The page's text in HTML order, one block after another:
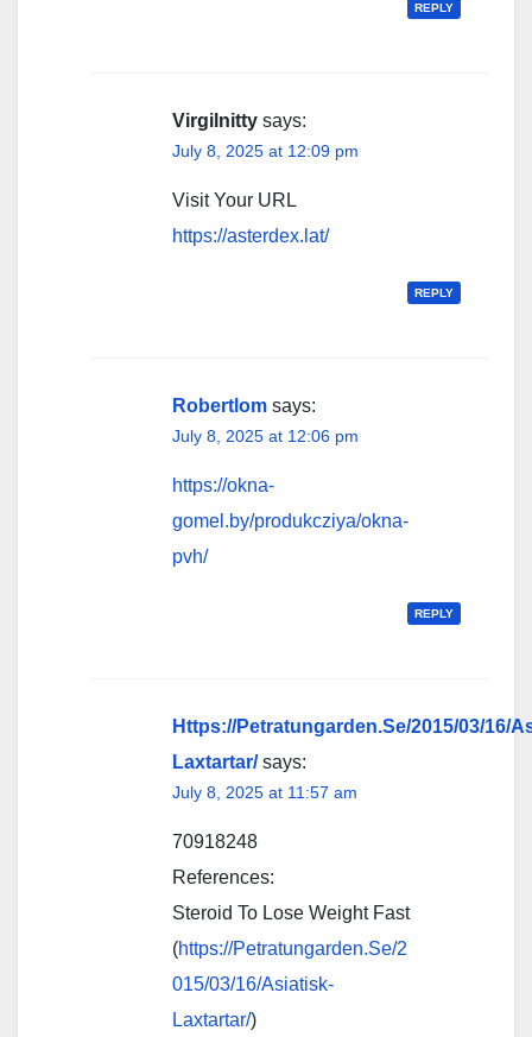
REPLY
Virgilnitty says:
July 8, 2025 at 12:09 pm
Visit Your URL
https://asterdex.lat/
REPLY
Robertlom says:
July 8, 2025 at 12:06 pm
https://okna-
gomel.by/produkcziya/okna-
pvh/
REPLY
Https://Petratungarden.Se/2015/03/16/
Laxtartar/ says:
July 8, 2025 at 11:57 am
70918248
References:
Steroid To Lose Weight Fast
(https://Petratungarden.Se/2
015/03/16/Asiatisk-
Laxtartar/)